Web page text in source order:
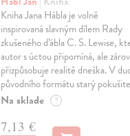
Kniha Jana Hábla je volně
inspirovaná slavným dílem Rady
zkušeného ďábla C. S. Lewise,
autor s úctou připomíná, ale
přizpůsobuje realitě dneška. V
původního formátu starý
Na sklade ?
7,13 €